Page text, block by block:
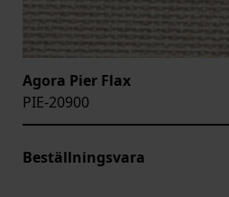
Agora Pier Flax
PIE-20900
Beställningsvara